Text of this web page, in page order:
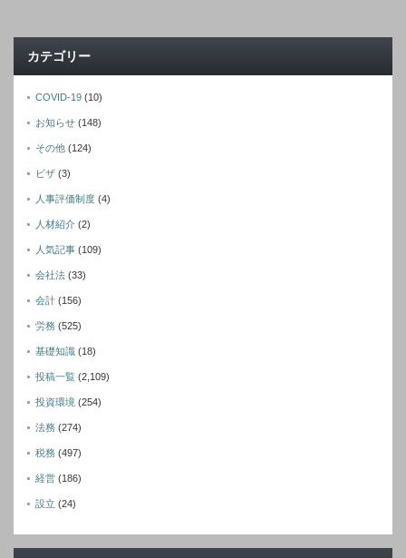
カテゴリー
COVID-19 (10)
お知らせ (148)
その他 (124)
ビザ (3)
人事評価制度 (4)
人材紹介 (2)
人気記事 (109)
会社法 (33)
会計 (156)
労務 (525)
基礎知識 (18)
投稿一覧 (2,109)
投資環境 (254)
法務 (274)
税務 (497)
経営 (186)
設立 (24)